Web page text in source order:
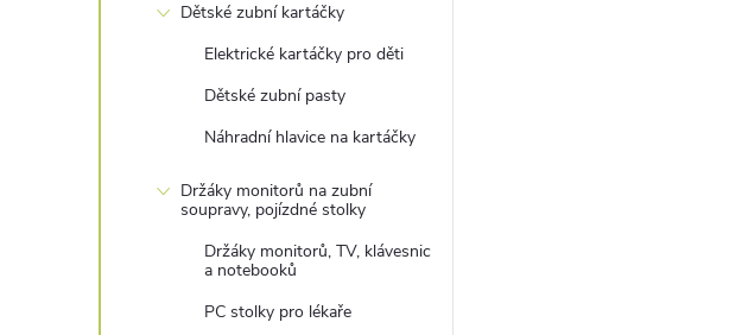
Dětské zubní kartáčky
Elektrické kartáčky pro děti
Dětské zubní pasty
Náhradní hlavice na kartáčky
Držáky monitorů na zubní
soupravy, pojízdné stolky
Držáky monitorů, TV, klávesnic
a notebooků
PC stolky pro lékaře